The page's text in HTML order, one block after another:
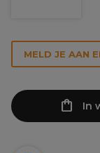
MELD JE AAN
In